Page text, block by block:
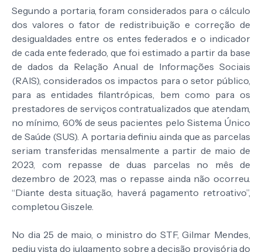
Segundo a portaria, foram considerados para o cálculo
dos valores o fator de redistribuição e correção de
desigualdades entre os entes federados e o indicador
de cada ente federado, que foi estimado a partir da base
de dados da Relação Anual de Informações Sociais
(RAIS), considerados os impactos para o setor público,
para as entidades filantrópicas, bem como para os
prestadores de serviços contratualizados que atendam,
no mínimo, 60% de seus pacientes pelo Sistema Único
de Saúde (SUS). A portaria definiu ainda que as parcelas
seriam transferidas mensalmente a partir de maio de
2023, com repasse de duas parcelas no mês de
dezembro de 2023, mas o repasse ainda não ocorreu.
“Diante desta situação, haverá pagamento retroativo”,
completou Giszele.
No dia 25 de maio, o ministro do STF, Gilmar Mendes,
pediu vista do julgamento sobre a decisão provisória do